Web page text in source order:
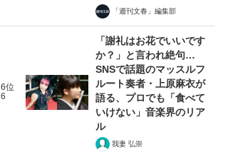
「週刊文春」編集部
6位
6
「謝礼はお花でいいです
か？」と言われ絶句…
SNSで話題のマッスルフ
ルート奏者・上原麻衣が
語る、プロでも「食べて
いけない」音楽界のリア
ル
我妻 弘崇